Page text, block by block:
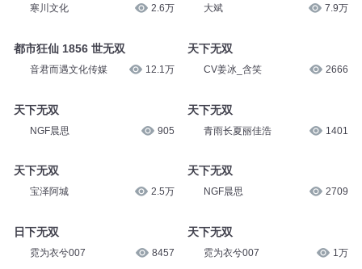
寒川文化 2.6万
都市狂仙 1856 世无双
音君而遇文化传媒 12.1万
天下无双
NGF晨思 905
天下无双
宝泽阿城 2.5万
日下无双
霓为衣兮007 8457
大斌 7.9万
天下无双
CV姜冰_含笑 2666
天下无双
青雨长夏丽佳浩 1401
天下无双
NGF晨思 2709
天下无双
霓为衣兮007 1万